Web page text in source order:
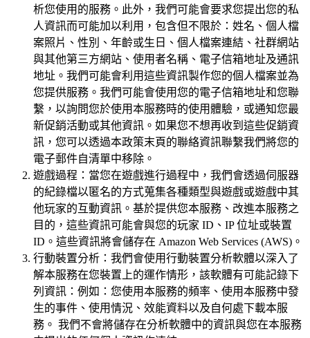
析您使用的服務。此外，我們可能會要求您提出您的私
人資訊而可能加以利用，包含但不限於：姓名、個人檔
案照片、性別、年齡或生日、個人檔案連結、社群網站
與其他第三方網站、使用者名稱、電子信箱地址及通訊
地址。我們可能會利用這些資訊製作您的個人檔案並為
您提供服務。我們可能會使用您的電子信箱地址和您聯
繫，以詢問您於使用本服務時的使用體驗，或通知您最
新促銷活動或其他資訊。如果您不想再收到這些促銷資
訊，您可以透過本政策末頁的聯絡資訊聯繫我們將您的
電子郵件自清單中移除。
遊戲過程：當您在遊戲進行過程中，我們會透過伺服器
的紀錄檔以匿名的方式蒐集各種類型與遊戲或遊戲中其
他玩家的互動資訊。基於提供您本服務、改進本服務之
目的，這些資訊可能會與您的玩家 ID、IP 位址或裝置
ID。這些資訊將會儲存在 Amazon Web Services (AWS)。
行動裝置分析：我們會使用行動裝置分析軟體以深入了
解本服務在您裝置上的運作情形，該軟體有可能記錄下
列資訊：例如：您使用本服務的頻率、使用本服務中發
生的事件、使用情況、效能資料以及自何處下載本服
務。 我們不會將儲存在分析軟體中的資訊與您在本服務